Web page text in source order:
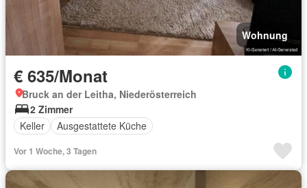
Wohnung
€ 635/Monat
Bruck an der Leitha, Niederösterreich
2 Zimmer
Keller
Ausgestattete Küche
Vor 1 Woche, 3 Tagen